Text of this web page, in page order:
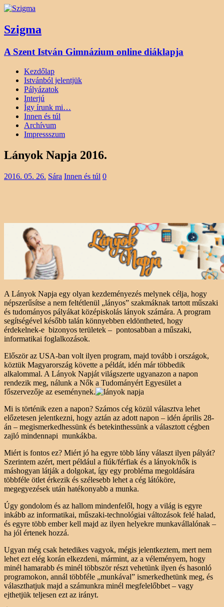
Szigma
A Szent István Gimnázium online diáklapja
Kezdőlap
Istvánból jelentjük
Pályázatok
Interjú
Így írunk mi…
Innen és túl
Archívum
Impressszum
Lányok Napja 2016.
2016. 05. 26. Sára Innen és túl 0
A Lányok Napja egy olyan kezdeményezés melynek célja, hogy
népszerűsítse a nem feltétlenül „lányos” szakmáknak tartott műszaki
és tudományos pályákat középiskolás lányok számára. A program
segítségével később talán könnyebben eldöntheted, hogy
érdekelnek-e bizonyos területek – pontosabban a műszaki,
informatikai foglalkozások.
Először az USA-ban volt ilyen program, majd tovább i országok,
köztük Magyarország követte a példát, idén már többedik
alkalommal. A Lányok Napját világszerte ugyanazon a napon
rendezik meg, nálunk a Nők a Tudományért Egyesület a
főszervezője az eseménynek.
Mi is történik ezen a napon? Számos cég közül választva lehet
előzetesen jelentkezni, hogy aztán az adott napon – idén április 28-
án – megismerkedhessünk és betekinthessünk a választott cégben
zajló mindennapi munkákba.
Miért is fontos ez? Miért jó ha egyre több lány választ ilyen pályát?
Szerintem azért, mert például a fiúk/férfiak és a lányok/nők is
máshogyan látják a dolgokat, így egy probléma megoldására
többféle ötlet érkezik és szélesebb lehet a cég látóköre,
megegyezések után hatékonyabb a munka.
Úgy gondolom és az hallom mindenfelől, hogy a világ is egyre
inkább az informatikai, műszaki-technológiai változások felé halad,
és egyre több ember kell majd az ilyen helyekre munkavállalónak –
ha jól értenek hozzá.
Ugyan még csak hetedikes vagyok, mégis jelentkeztem, mert nem
lehet ezt elég korán elkezdeni, mármint, az a véleményem, hogy
minél hamarabb és minél többször részt vehetünk ilyen és hasonló
programokon, annál többféle „munkával” ismerkedhetünk meg, és
választhatjuk majd a számunkra minél megfelelőbbet – vagy
ejthetjük teljesen ezt az irányt.